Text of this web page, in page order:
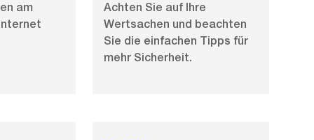
am
Achten Sie auf Ihre
Wertsachen und beachten
Sie die einfachen Tipps für
mehr Sicherheit.